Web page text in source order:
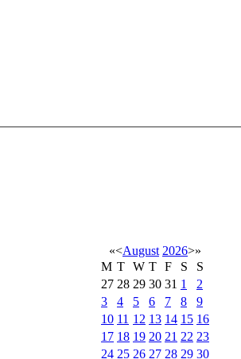
«<August 2026>»
M T W T F S
S
27 28 29 30 31 1
2
3
4 5 6 7 8
9
10 11 12 13 14 15 16
17 18 19 20 21 22 23
24 25 26 27 28 29 30